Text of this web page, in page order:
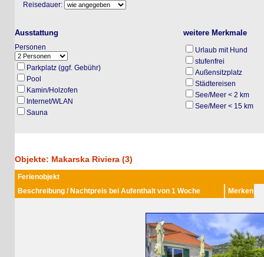
Reisedauer:
Ausstattung
Personen
Parkplatz (ggf. Gebühr)
Pool
Kamin/Holzofen
Internet/WLAN
Sauna
weitere Merkmale
Urlaub mit Hund
stufenfrei
Außensitzplatz
Städtereisen
See/Meer < 2 km
See/Meer < 15 km
Objekte: Makarska Riviera (3)
Ferienobjekt
Beschreibung / Nachtpreis bei Aufenthalt von 1 Woche
Merken